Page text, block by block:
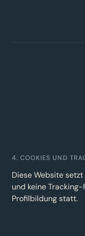
4. COOKIES UND
Diese Website
und keine
Profilbildung statt.